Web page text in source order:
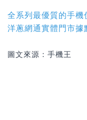
全系列最優質的手機
洋蔥網通實體門市據
圖文來源：手機王